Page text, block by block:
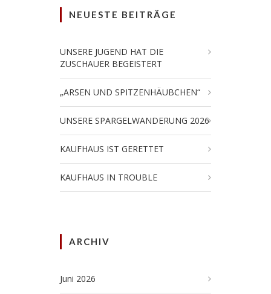
NEUESTE BEITRÄGE
UNSERE JUGEND HAT DIE
ZUSCHAUER BEGEISTERT
„ARSEN UND SPITZENHÄUBCHEN“
UNSERE SPARGELWANDERUNG 2026
KAUFHAUS IST GERETTET
KAUFHAUS IN TROUBLE
ARCHIV
Juni 2026